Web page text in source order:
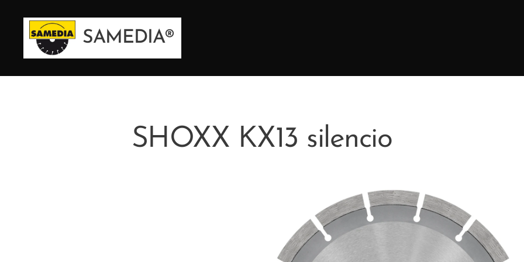
SAMEDIA®
SHOXX KX13 silencio